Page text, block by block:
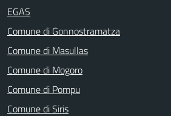
EGAS
Comune di Gonnostramatza
Comune di Masullas
Comune di Mogoro
Comune di Pompu
Comune di Siris